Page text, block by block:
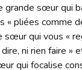
grande sœur qui
« pliées comme
sœur qui vous «
ni rien faire »
qui focalise